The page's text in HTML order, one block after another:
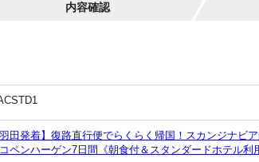
内容確認
羽田発着】復路直行便でらくらく帰国！スカンジナビ
ペンハーゲン7日間《朝食付＆スタンダードホテル利